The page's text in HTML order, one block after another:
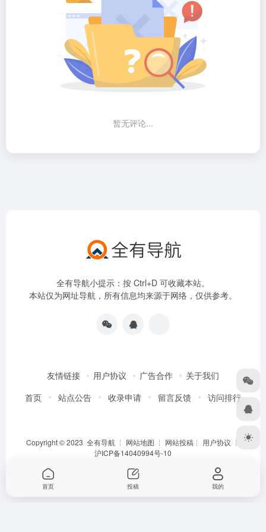
暂无评论...
全有导航小提示：按 Ctrl+D 可收藏本站。
本站仅为网址导航，所有信息均来源于网络，仅供参考。
友情链接 用户协议 广告合作
关于我们
首页
站点公告 收录申请 留言反馈 访问排行
Copyright © 2023 全有导航 ╎ 网站地图 ╎ 网站投稿 ╎ 用户协议 ╎
沪ICP备14040994号-10
首页 投稿 我的